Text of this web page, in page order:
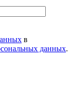
в
данных.